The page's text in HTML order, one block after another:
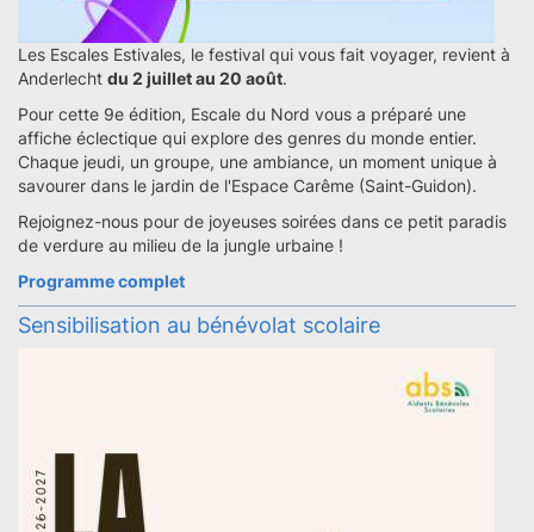
Les Escales Estivales, le festival qui vous fait voyager, revient à
Anderlecht du 2 juillet au 20 août.
Pour cette 9e édition, Escale du Nord vous a préparé une
affiche éclectique qui explore des genres du monde entier.
Chaque jeudi, un groupe, une ambiance, un moment unique à
savourer dans le jardin de l'Espace Carême (Saint-Guidon).
Rejoignez-nous pour de joyeuses soirées dans ce petit paradis
de verdure au milieu de la jungle urbaine !
Programme complet
Sensibilisation au bénévolat scolaire